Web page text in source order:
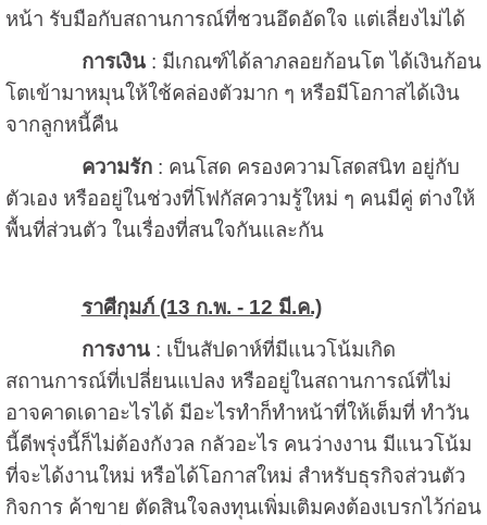
หน้า รับมือกับสถานการณ์ที่ชวนอึดอัดใจ แต่เลี่ยงไม่ได้
การเงิน: มีเกณฑ์ได้ลาภลอยก้อนโต ได้เงินก้อน
โตเข้ามาหมุนให้ใช้คล่องตัวมาก ๆ หรือมีโอกาสได้เงิน
จากลูกหนี้คืน
ความรัก: คนโสด ครองความโสดสนิท อยู่กับ
ตัวเอง หรืออยู่ในช่วงที่โฟกัสความรู้ใหม่ ๆ คนมีคู่ ต่างให้
พื้นที่ส่วนตัว ในเรื่องที่สนใจกันและกัน
ราศีกุมภ์ (13 ก.พ. - 12 มี.ค.)
การงาน: เป็นสัปดาห์ที่มีแนวโน้มเกิด
สถานการณ์ที่เปลี่ยนแปลง หรืออยู่ในสถานการณ์ที่ไม่
อาจคาดเดาอะไรได้ มีอะไรทำก็ทำหน้าที่ให้เต็มที่ ทำวัน
นี้ดีพรุ่งนี้ก็ไม่ต้องกังวล กลัวอะไร คนว่างงาน มีแนวโน้ม
ที่จะได้งานใหม่ หรือได้โอกาสใหม่ สำหรับธุรกิจส่วนตัว
กิจการ ค้าขาย ตัดสินใจลงทุนเพิ่มเติมคงต้องเบรกไว้ก่อน